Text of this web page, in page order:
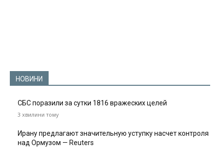
НОВИНИ
СБС поразили за сутки 1816 вражеских целей
3 хвилини тому
Ирану предлагают значительную уступку насчет контроля
над Ормузом — Reuters